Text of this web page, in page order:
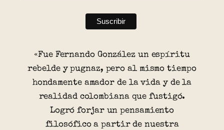
«Fue Fernando González un espíritu
rebelde y pugnaz, pero al mismo tiempo
hondamente amador de la vida y de la
realidad colombiana que fustigó.
Logró forjar un pensamiento
filosófico a partir de nuestra